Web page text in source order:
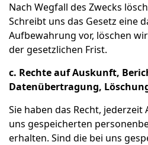
Nach Wegfall des Zwecks
Schreibt uns das Gesetz eine
Aufbewahrung vor, löschen
der gesetzlichen Frist.
c. Rechte auf Auskunft,
Datenübertragung,
Sie haben das Recht,
uns gespeicherten
erhalten. Sind die bei uns